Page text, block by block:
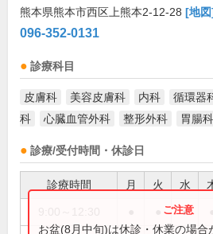
熊本県熊本市西区上熊本2-12-28 [地
096-352-0131
診療科目
皮膚科 美容皮膚科 内科 循環器
科
心臓血管外科 整形外科 胃腸科
診療/受付時間・休診日
診療時間 月 火 水
●
お盆(8月中旬)は休診・休業の場合